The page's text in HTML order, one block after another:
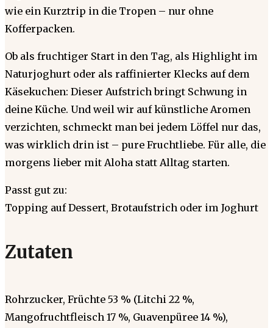
wie ein Kurztrip in die Tropen – nur ohne
Kofferpacken.
Ob als fruchtiger Start in den Tag, als Highlight im
Naturjoghurt oder als raffinierter Klecks auf dem
Käsekuchen: Dieser Aufstrich bringt Schwung in
deine Küche. Und weil wir auf künstliche Aromen
verzichten, schmeckt man bei jedem Löffel nur das,
was wirklich drin ist – pure Fruchtliebe. Für alle, die
morgens lieber mit Aloha statt Alltag starten.
Passt gut zu:
Topping auf Dessert, Brotaufstrich oder im Joghurt
Zutaten
Rohrzucker, Früchte 53 % (Litchi 22 %,
Mangofruchtfleisch 17 %, Guavenpüree 14 %),